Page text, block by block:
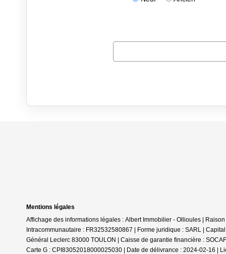
Mentions légales
Affichage des informations légales : Albert Immobilier - Ollioules |
Intracommunautaire : FR32532580867 | Forme juridique : SARL |
Général Leclerc 83000 TOULON | Caisse de garantie financière :
Carte G : CPI83052018000025030 | Date de délivrance : 2024-02-16 |